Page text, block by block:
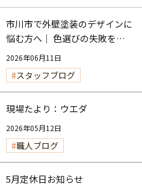
市川市で外壁塗装のデザインに
悩む方へ｜ 色選びの失敗を防
ぐポイント
2026年06月11日
スタッフブログ
現場たより：ウエダ
2026年05月12日
職人ブログ
5月定休日お知らせ